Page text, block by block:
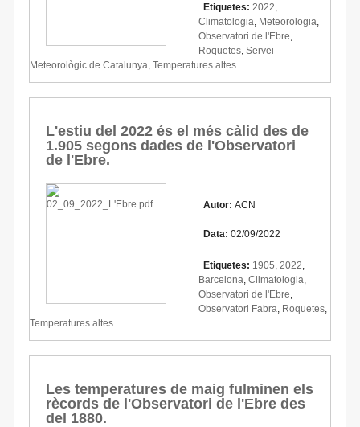
Etiquetes: 2022
Climatologia Meteorologia
Observatori de l'Ebre
Roquetes Servei
Meteorològic de Catalunya Temperatures altes
L'estiu del 2022 és el més càlid des de
1.905 segons dades de l'Observatori
de l'Ebre.
Autor: ACN
Data: 02/09/2022
Etiquetes: 1905 2022
Barcelona Climatologia
Observatori de l'Ebre
Observatori Fabra Roquetes
Temperatures altes
Les temperatures de maig fulminen els
rècords de l'Observatori de l'Ebre des
del 1880.